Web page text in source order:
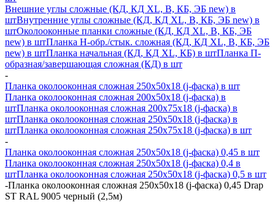
Внешние углы сложные (КД, КД XL, В, КБ, ЭБ new) в
штВнутренние углы сложные (КД, КД XL, В, КБ, ЭБ new) в
штОколооконные планки сложные (КД, КД XL, В, КБ, ЭБ
new) в штПланка H-обр./стык. сложная (КД, КД XL, В, КБ, ЭБ
new) в штПланка начальная (КД, КД XL, КБ) в штПланка П-
образная/завершающая сложная (КД) в шт
-
Планка околооконная сложная 250х50х18 (j-фаска) в шт
Планка околооконная сложная 200х50х18 (j-фаска) в
штПланка околооконная сложная 200х75х18 (j-фаска) в
штПланка околооконная сложная 250х50х18 (j-фаска) в
штПланка околооконная сложная 250х75х18 (j-фаска) в шт
-
Планка околооконная сложная 250х50х18 (j-фаска) 0,45 в шт
Планка околооконная сложная 250х50х18 (j-фаска) 0,4 в
штПланка околооконная сложная 250х50х18 (j-фаска) 0,5 в шт
-Планка околооконная сложная 250х50х18 (j-фаска) 0,45 Drap
ST RAL 9005 черный (2,5м)